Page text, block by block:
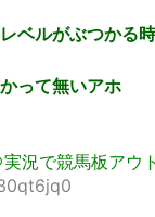
ベルがぶつかる
って無いアホ
況で競馬板アウ